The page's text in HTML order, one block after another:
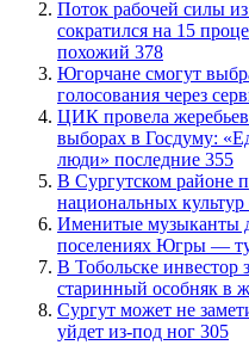
Поток рабочей силы
сократился на 15
похожий 378
Югорчане смогут
голосования через
ЦИК провела
выборах в Госдуму:
люди» последние 355
В Сургутском районе
национальных
Именитые музыканты
поселениях Югры —
В Тобольске инвестор
старинный особняк в
Сургут может не
уйдет из-под ног 305